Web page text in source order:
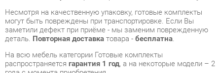
На всю мебель категории Готовые комплекты
распространяетсягарантия 1 год, а на некоторые модели – 2
года с момента приобретения.
Кабинет руководителя Skyland Morris комплект 2 Дуб
Базель/Венге Магия
- это качественное изделие
производстваSkyland , соответствующее современному
государственному стандарту.